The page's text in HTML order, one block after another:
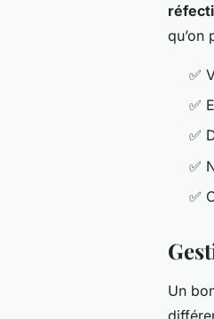
qu’on
✅
✅
✅
✅
✅
Un